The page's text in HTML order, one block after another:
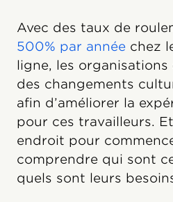
Avec des taux de
500% par année chez
ligne, les
des changements
afin d’améliorer la
pour ces travailleurs.
endroit pour
comprendre qui sont
quels sont leurs